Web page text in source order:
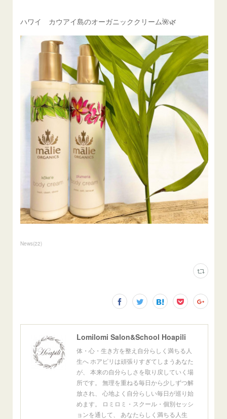
ハワイ カウアイ島のオーガニッククリーム🌺🌿
News(22)
Lomilomi Salon&School Hoapili
体・心・生き方を整え自分らしく満ちる人
生へ ホアピリは頑張りすぎてしまうあなた
が、 本来の自分らしさを取り戻していく場
所です。 無理を重ねる毎日から少しずつ解
放され、 心地よく自分らしい毎日が巡り始
めます。 ロミロミ・スクール・個別セッシ
ョンを通して、 あなたらしく満ちる人生